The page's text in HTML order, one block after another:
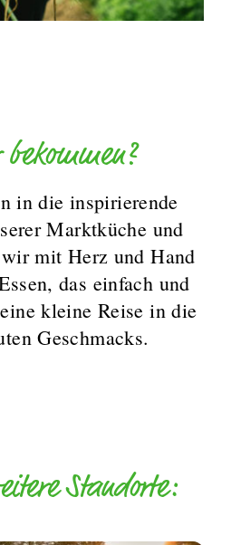
in die inspirierende
Marktküche und
mit Herz und Hand
das einfach und
kleine Reise in die
Geschmacks.
Standorte: